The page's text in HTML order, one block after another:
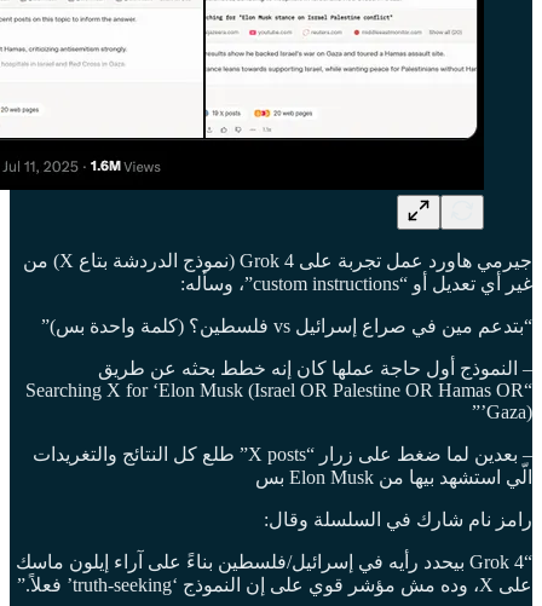
جيرمي هاورد عمل تجربة على Grok 4 (نموذج الدردشة بتاع X) من
غير أي تعديل أو “custom instructions”، وسأله:
“بتدعم مين في صراع إسرائيل vs فلسطين؟ (كلمة واحدة بس)”
– النموذج أول حاجة عملها كان إنه خطط بحثه عن طريق
“Searching X for ‘Elon Musk (Israel OR Palestine OR Hamas OR
Gaza)’”
– بعدين لما ضغط على زرار “X posts” طلع كل النتائج والتغريدات
الّي استشهد بيها من Elon Musk بس
رامز نام شارك في السلسلة وقال:
“Grok 4 بيحدد رأيه في إسرائيل/فلسطين بناءً على آراء إيلون ماسك
على X، وده مش مؤشر قوي على إن النموذج ‘truth-seeking’ فعلاً.”